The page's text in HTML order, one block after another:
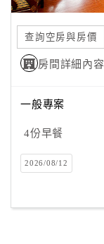
合
作
提
案
店
作
查詢空房與房價
房間詳細內容
一般專案
4份早餐
2026/08/12